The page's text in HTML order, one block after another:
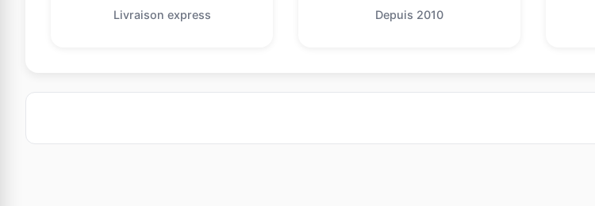
Livraison express Depuis 2010